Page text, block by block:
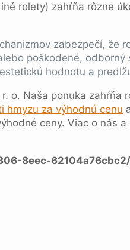
rolety) zahŕňa rôzne
zabezpečí, že
poškodené, odborný
hodnotu a
o. Naša ponuka zahŕňa
hmyzu za výhodnú cenu
ceny. Viac o nás
8eec-